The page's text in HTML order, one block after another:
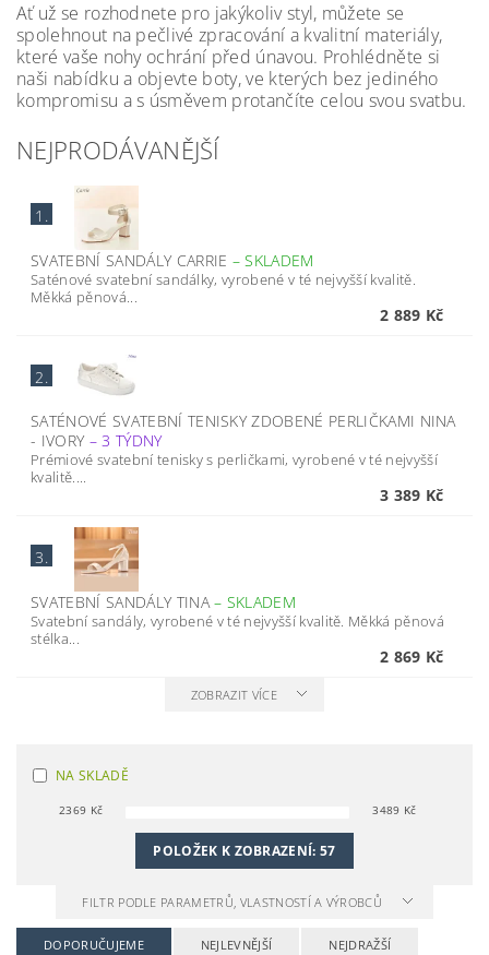
Ať už se rozhodnete pro jakýkoliv styl, můžete se
spolehnout na pečlivé zpracování a kvalitní materiály,
které vaše nohy ochrání před únavou. Prohlédněte si
naši nabídku a objevte boty, ve kterých bez jediného
kompromisu a s úsměvem protančíte celou svou svatbu.
NEJPRODÁVANĚJŠÍ
1.
SVATEBNÍ SANDÁLY CARRIE –SKLADEM
Saténové svatební sandálky, vyrobené v té nejvyšší kvalitě.
Měkká pěnová...
2 889 Kč
2.
SATÉNOVÉ SVATEBNÍ TENISKY ZDOBENÉ PERLIČKAMI NINA
- IVORY –3 TÝDNY
Prémiové svatební tenisky s perličkami, vyrobené v té nejvyšší
kvalitě....
3 389 Kč
3.
SVATEBNÍ SANDÁLY TINA– SKLADEM
Svatební sandály, vyrobené v té nejvyšší kvalitě. Měkká pěnová
stélka...
2 869 Kč
ZOBRAZIT VÍCE
NA SKLADĚ
2369 Kč 3489 Kč
POLOŽEK K ZOBRAZENÍ:57
FILTR PODLE PARAMETRŮ, VLASTNOSTÍ A VÝROBCŮ
DOPORUČUJEME NEJLEVNĚJŠÍ NEJDRAŽŠÍ